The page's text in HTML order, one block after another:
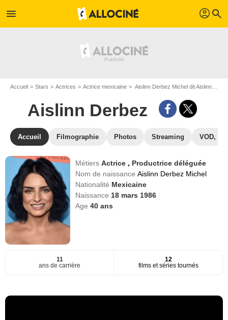
menu profil search
Accueil Stars Actrices Actrice mexicaine Aislinn Derbez Michel dit Aislinn Derbez
Aislinn Derbez
Accueil Filmographie Photos Streaming VOD,
MétiersActrice , Productrice déléguée
Nom de naissanceAislinn Derbez Michel
Nationalité Mexicaine
Naissance 18 mars 1986
Age40 ans
11
ans de carrière
12
films et séries tournés